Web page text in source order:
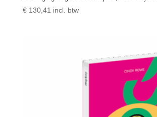
€130,41 incl. btw